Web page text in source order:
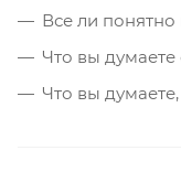
Все ли понятно
Что вы думаете
Что вы думаете,